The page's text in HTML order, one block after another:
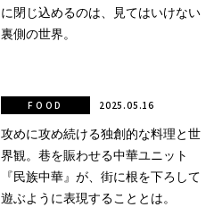
に閉じ込めるのは、見てはいけない
裏側の世界。
攻めに攻め続ける独創的な料理と世
界観。巷を賑わせる中華ユニット
『民族中華』が、街に根を下ろして
遊ぶように表現することとは。
FOOD 2025.05.16